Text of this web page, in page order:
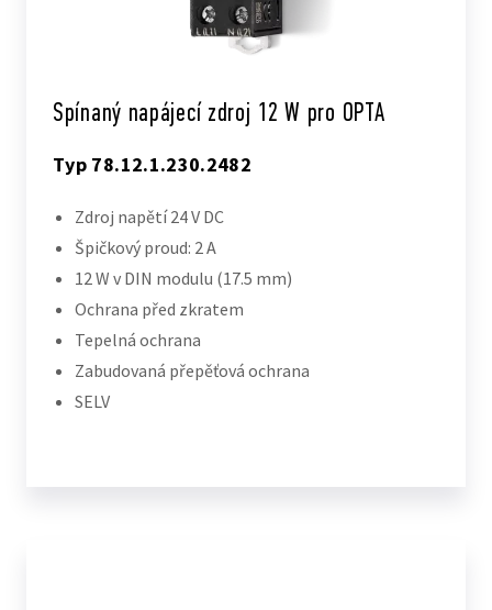
Spínaný napájecí zdroj 12 W pro OPTA
Typ 78.12.1.230.2482
Zdroj napětí 24 V DC
Špičkový proud: 2 A
12 W v DIN modulu (17.5 mm)
Ochrana před zkratem
Tepelná ochrana
Zabudovaná přepěťová ochrana
SELV